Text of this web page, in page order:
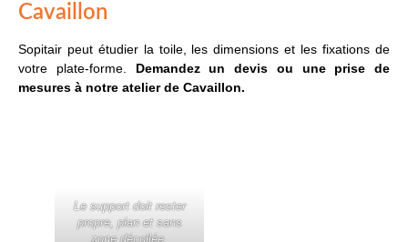
Cavaillon
Sopitair peut étudier la toile, les dimensions et les fixations de
votre plate-forme. Demandez un devis ou une prise de
mesures à notre atelier de Cavaillon.
Le support doit rester
propre, plan et sans
zone décollée.